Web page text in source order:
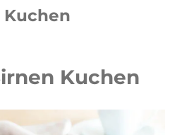
Kuchen
Kuchen